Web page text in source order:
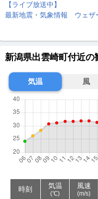
【ライブ放送中】
最新地震・気象情報 ウェザ
新潟県出雲崎町付近の
気温 風
時刻 気温
(℃)
風速
(m/s)